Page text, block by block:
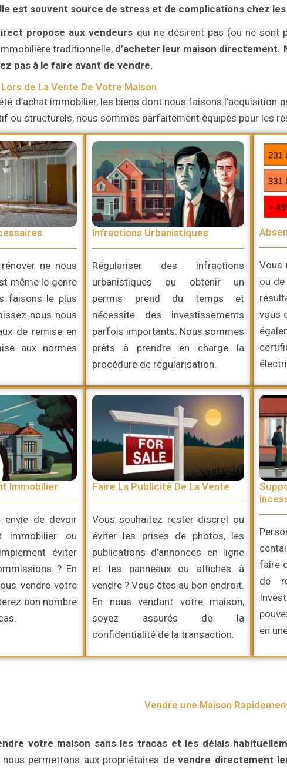
est souvent source de stress et de complications chez
propose aux vendeurs qui ne désirent pas (ou ne sont
traditionnelle, d’acheter leur maison directement.
pas à le faire avant de vendre.
de La Vente De Votre Maison
d’achat immobilier, les biens dont nous faisons l’acquisition
ou structurels, nous sommes parfaitement équipés pour les
Vous
ou
vous
Infractions Urbanistiques
Régulariser des infractions
urbanistiques ou obtenir un
permis prend du temps et
nécessite des investissements
parfois importants. Nous sommes
prêts à prendre en charge la
procédure de régularisation.
ne nous
même le genre
faisons le plus
nous nous
de remise en
aux normes
faire
de
en
Faire La Publicité De La Vente
Vous souhaitez rester discret ou
éviter les prises de photos, les
publications d’annonces en ligne
et les panneaux ou affiches à
vendre ? Vous êtes au bon endroit.
En nous vendant votre maison,
soyez assurés de la
confidentialité de la transaction.
Immobilier
envie de devoir
immobilier ou
éviter
? En
vendre votre
bon nombre
Vendre une Maison
votre maison sans les tracas et les délais
nous permettons aux propriétaires devendre directement